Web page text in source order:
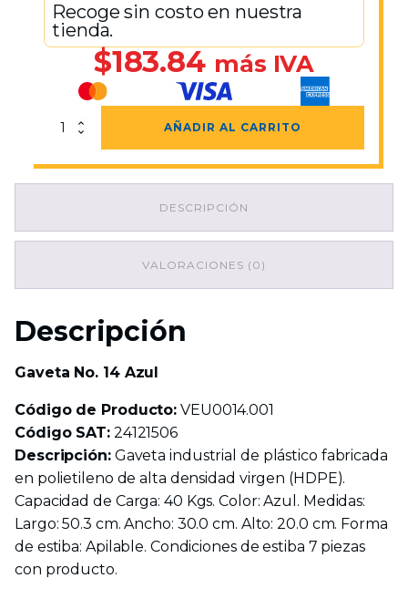
Recoge sin costo en nuestra
tienda.
$183.84 más IVA
Gaveta
AÑADIR AL CARRITO
DESCRIPCIÓN
VALORACIONES (0)
Descripción
Gaveta No. 14 Azul
Código de Producto: VEU0014.001
Código SAT:24121506
Descripción:Gaveta industrial de plástico fabricada
en polietileno de alta densidad virgen (HDPE).
Capacidad de Carga: 40 Kgs. Color: Azul. Medidas:
Largo: 50.3 cm. Ancho: 30.0 cm. Alto: 20.0 cm. Forma
de estiba: Apilable. Condiciones de estiba 7 piezas
con producto.